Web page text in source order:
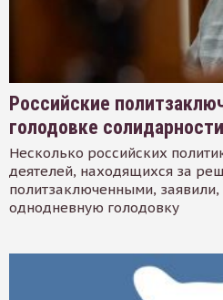
Российские
голодовке
Несколько российских
деятелей, находящихся за
политзаключенными, заявили,
однодневную голодовку